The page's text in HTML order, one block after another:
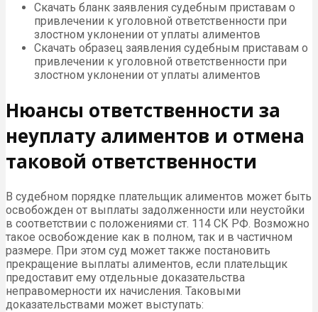
Скачать бланк заявления судебным приставам о
привлечении к уголовной ответственности при
злостном уклонении от уплаты алиментов
Скачать образец заявления судебным приставам о
привлечении к уголовной ответственности при
злостном уклонении от уплаты алиментов
Нюансы ответственности за
неуплату алиментов и отмена
таковой ответственности
В судебном порядке плательщик алиментов может быть
освобожден от выплаты задолженности или неустойки
в соответствии с положениями ст. 114 СК РФ. Возможно
такое освобождение как в полном, так и в частичном
размере. При этом суд может также постановить
прекращение выплаты алиментов, если плательщик
предоставит ему отдельные доказательства
неправомерности их начисления. Таковыми
доказательствами может выступать: